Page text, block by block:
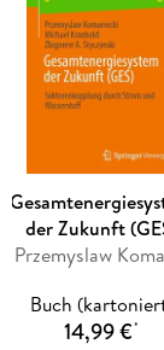
Inhaltsverzeichnis
Einführung in
Abgrenzung der
als
Asset
der Zukunft
Buch
14,99 €*